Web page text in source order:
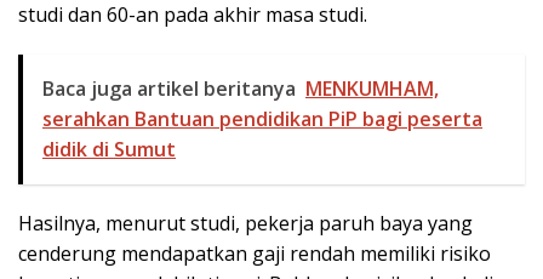
studi dan 60-an pada akhir masa studi.
Baca juga artikel beritanya MENKUMHAM,
serahkan Bantuan pendidikan PiP bagi peserta
didik di Sumut
Hasilnya, menurut studi, pekerja paruh baya yang
cenderung mendapatkan gaji rendah memiliki risiko